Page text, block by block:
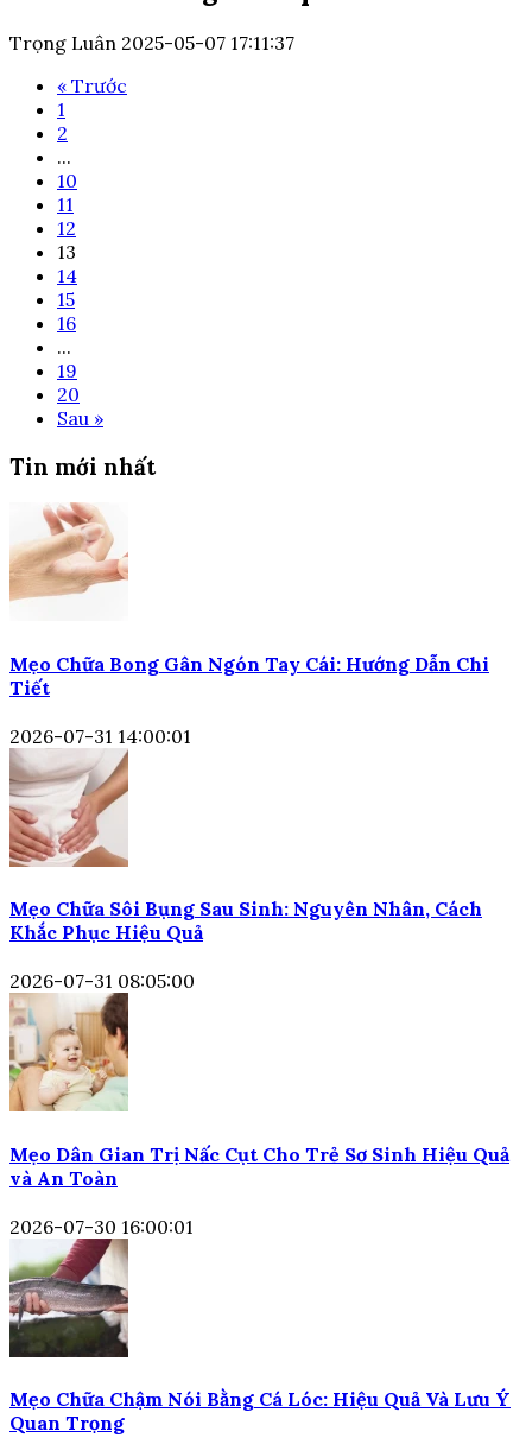
Trọng Luân 2025-05-07 17:11:37
« Trước
1
2
...
10
11
12
13
14
15
16
...
19
20
Sau »
Tin mới nhất
Mẹo Chữa Bong Gân Ngón Tay Cái: Hướng Dẫn Chi
Tiết
2026-07-31 14:00:01
Mẹo Chữa Sôi Bụng Sau Sinh: Nguyên Nhân, Cách
Khắc Phục Hiệu Quả
2026-07-31 08:05:00
Mẹo Dân Gian Trị Nấc Cụt Cho Trẻ Sơ Sinh Hiệu Quả
và An Toàn
2026-07-30 16:00:01
Mẹo Chữa Chậm Nói Bằng Cá Lóc: Hiệu Quả Và Lưu Ý
Quan Trọng